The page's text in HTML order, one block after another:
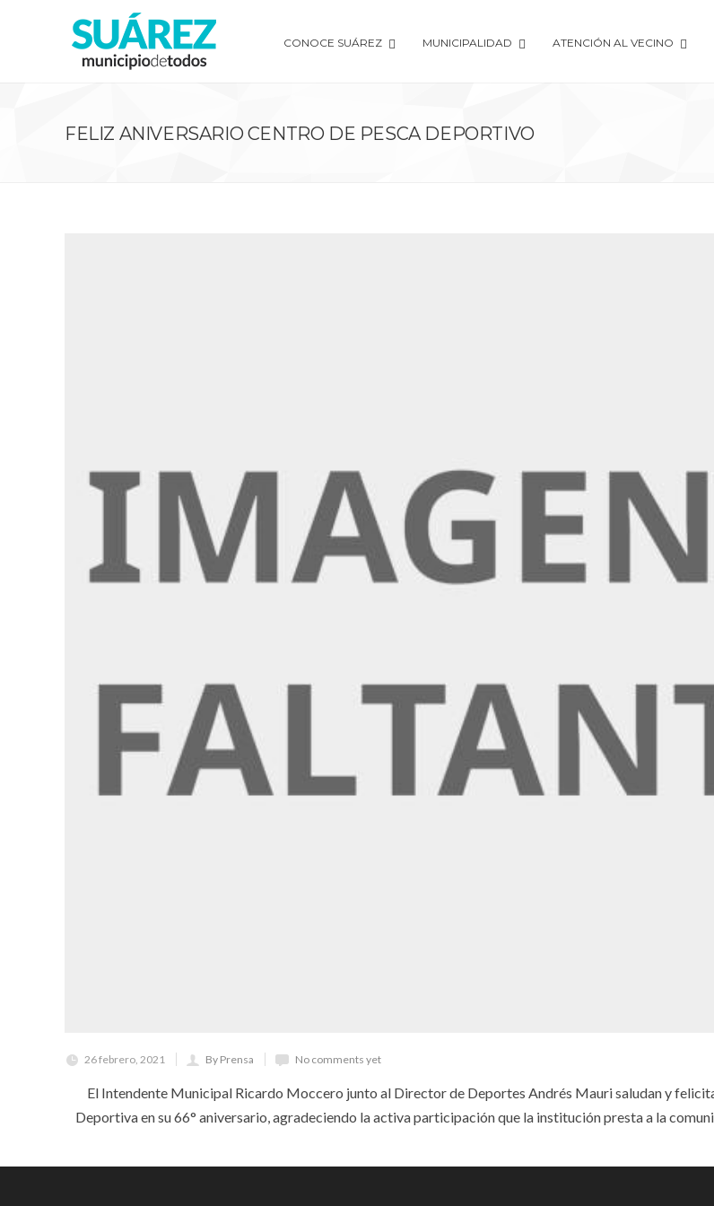
CONOCE SUÁREZ MUNICIPALIDAD ATENCIÓN AL VECINO
FELIZ ANIVERSARIO CENTRO DE PESCA DEPORTIVO
26 febrero, 2021 By Prensa No comments yet
El Intendente Municipal Ricardo Moccero junto al Director de Deportes Andrés Mauri saludan y
Deportiva en su 66° aniversario, agradeciendo la activa participación que la institución presta a la